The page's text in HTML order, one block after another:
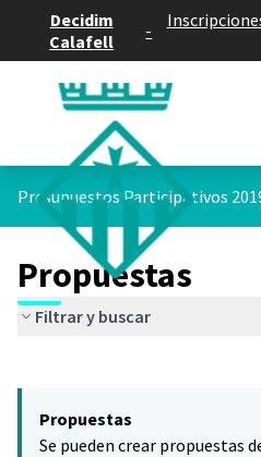
Decidim
Calafell
-
Presupuestos Participativos
Propuestas
Filtrar y buscar
−
Propuestas
Se pueden crear propuestas